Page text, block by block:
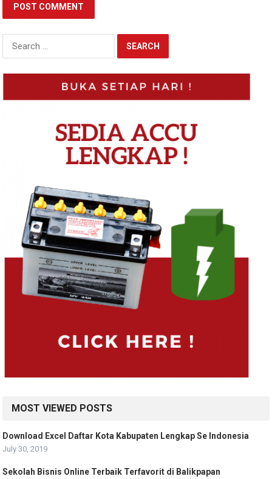
for:
MOST VIEWED POSTS
Download Excel Daftar Kota Kabupaten Lengkap Se Indonesia
July 30, 2019
Sekolah Bisnis Online Terbaik Terfavorit di Balikpapan